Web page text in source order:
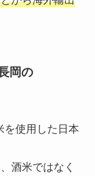
岡の
使用した日本
酒米ではなく